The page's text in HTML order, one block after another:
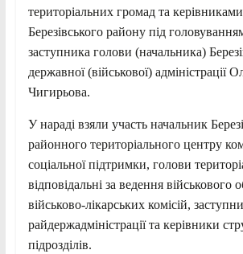
територіальних громад та
Березівського району під
заступника голови (начальника)
державної (військової) адміністрації
Чигирьова.
У нараді взяли участь начальник
районного територіального центру
соціальної підтримки, голови
відповідальні за ведення військового
військово-лікарських комісій,
райдержадміністрації та керівники
підрозділів.